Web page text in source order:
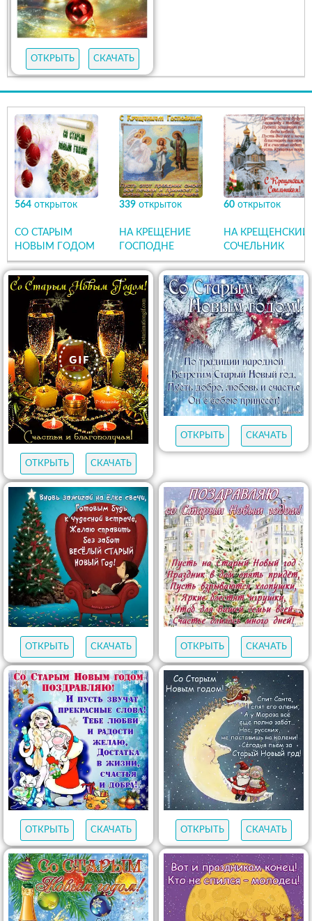
ОТКРЫТЬ СКАЧАТЬ
564 открыток
СО СТАРЫМ
НОВЫМ ГОДОМ
339 открыток
НА КРЕЩЕНИЕ
ГОСПОДНЕ
60 открыток
НА КРЕЩЕНСКИЙ
СОЧЕЛЬНИК
ОТКРЫТЬ СКАЧАТЬ
ОТКРЫТЬ СКАЧАТЬ
ОТКРЫТЬ СКАЧАТЬ ОТКРЫТЬ СКАЧАТЬ
ОТКРЫТЬ СКАЧАТЬ ОТКРЫТЬ СКАЧАТЬ